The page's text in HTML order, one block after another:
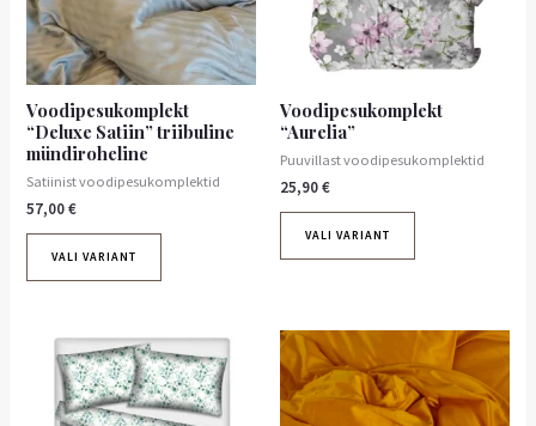
Voodipesukomplekt
“Deluxe Satiin” triibuline
mündiroheline
Satiinist voodipesukomplektid
57,00€
VALI VARIANT
Voodipesukomplekt
“Aurelia”
Puuvillast voodipesukomplektid
25,90€
VALI VARIANT